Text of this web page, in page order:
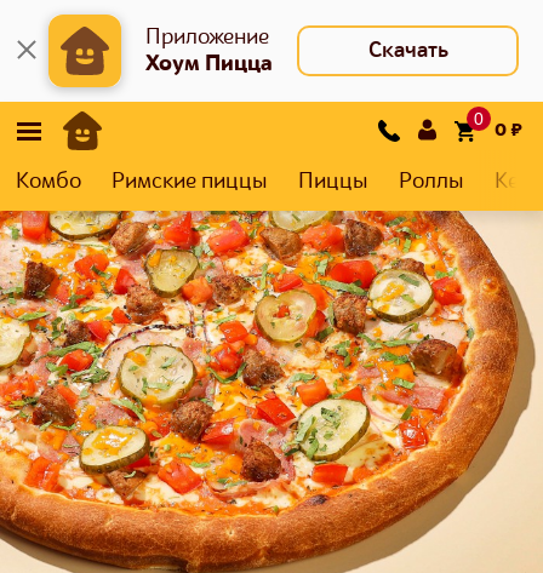
Приложение
Хоум Пицца
Скачать
0
0₽
Комбо Римские пиццы Пиццы Роллы